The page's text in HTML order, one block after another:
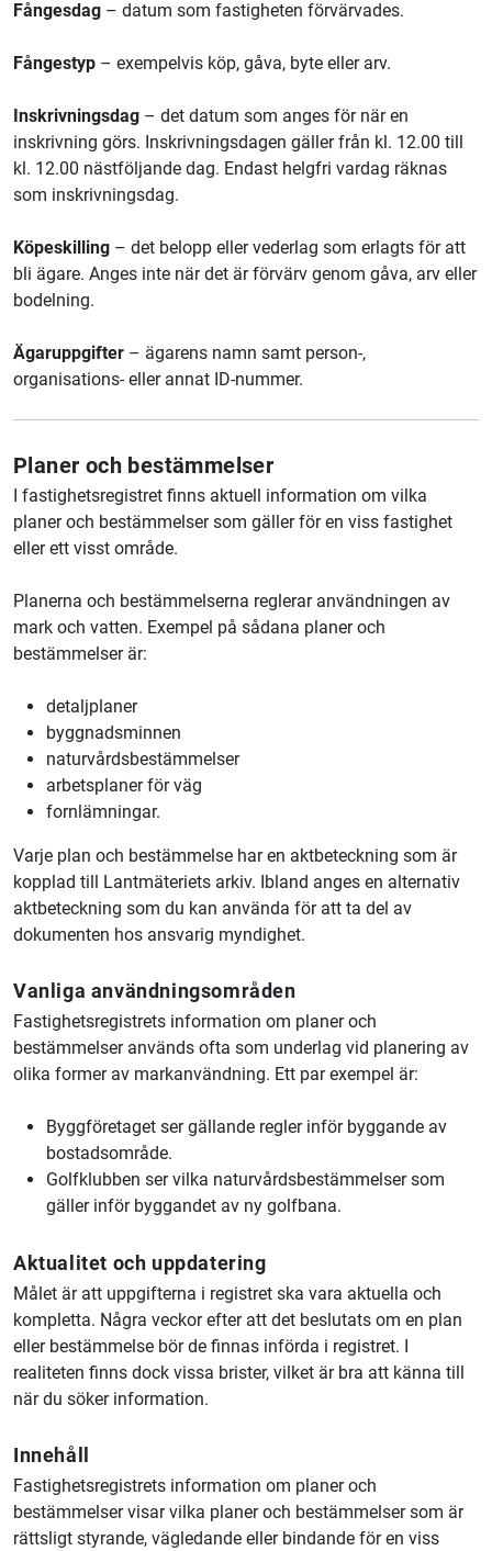
Fångesdag – datum som fastigheten förvärvades.
Fångestyp – exempelvis köp, gåva, byte eller arv.
Inskrivningsdag – det datum som anges för när en
inskrivning görs. Inskrivningsdagen gäller från kl. 12.00 till
kl. 12.00 nästföljande dag. Endast helgfri vardag räknas
som inskrivningsdag.
Köpeskilling – det belopp eller vederlag som erlagts för att
bli ägare. Anges inte när det är förvärv genom gåva, arv eller
bodelning.
Ägaruppgifter – ägarens namn samt person-,
organisations- eller annat ID-nummer.
Planer och bestämmelser
I fastighetsregistret finns aktuell information om vilka
planer och bestämmelser som gäller för en viss fastighet
eller ett visst område.
Planerna och bestämmelserna reglerar användningen av
mark och vatten. Exempel på sådana planer och
bestämmelser är:
detaljplaner
byggnadsminnen
naturvårdsbestämmelser
arbetsplaner för väg
fornlämningar.
Varje plan och bestämmelse har en aktbeteckning som är
kopplad till Lantmäteriets arkiv. Ibland anges en alternativ
aktbeteckning som du kan använda för att ta del av
dokumenten hos ansvarig myndighet.
Vanliga användningsområden
Fastighetsregistrets information om planer och
bestämmelser används ofta som underlag vid planering av
olika former av markanvändning. Ett par exempel är:
Byggföretaget ser gällande regler inför byggande av
bostadsområde.
Golfklubben ser vilka naturvårdsbestämmelser som
gäller inför byggandet av ny golfbana.
Aktualitet och uppdatering
Målet är att uppgifterna i registret ska vara aktuella och
kompletta. Några veckor efter att det beslutats om en plan
eller bestämmelse bör de finnas införda i registret. I
realiteten finns dock vissa brister, vilket är bra att känna till
när du söker information.
Innehåll
Fastighetsregistrets information om planer och
bestämmelser visar vilka planer och bestämmelser som är
rättsligt styrande, vägledande eller bindande för en viss